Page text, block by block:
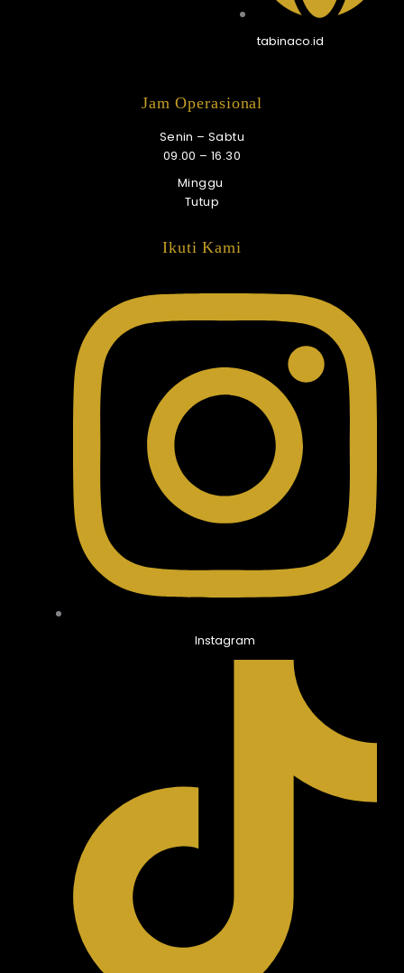
tabinaco.id
Jam Operasional
Senin – Sabtu
09.00 – 16.30
Minggu
Tutup
Ikuti Kami
Instagram